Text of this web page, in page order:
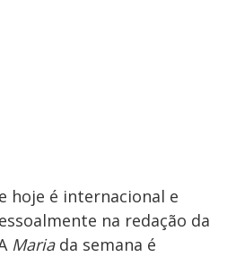
hoje é internacional e
na redação da
Mariada semana é